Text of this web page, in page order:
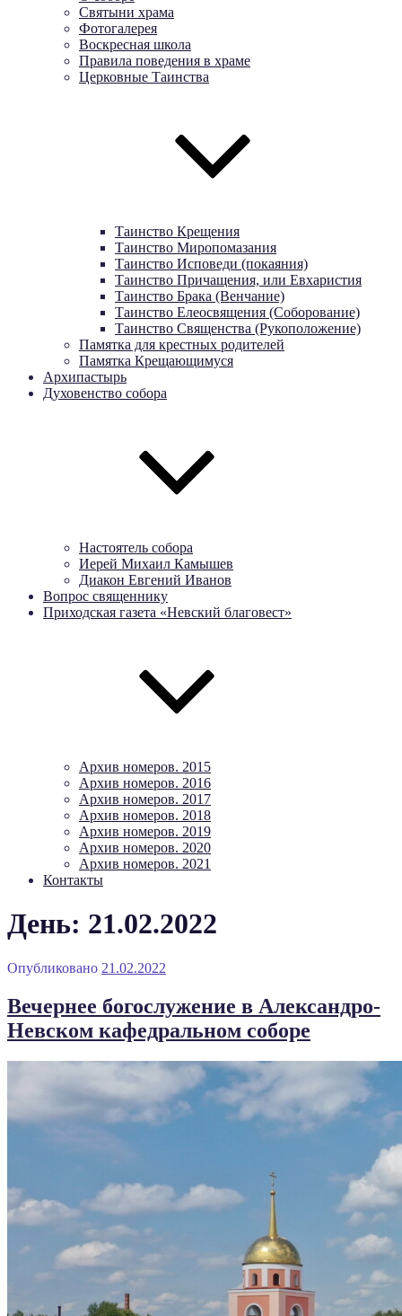
Святыни храма
Фотогалерея
Воскресная школа
Правила поведения в храме
Церковные Таинства
Таинство Крещения
Таинство Миропомазания
Таинство Исповеди (покаяния)
Таинство Причащения, или Евхаристия
Таинство Брака (Венчание)
Таинство Елеосвящения (Соборование)
Таинство Священства (Рукоположение)
Памятка для крестных родителей
Памятка Крещающимуся
Архипастырь
Духовенство собора
Настоятель собора
Иерей Михаил Камышев
Диакон Евгений Иванов
Вопрос священнику
Приходская газета «Невский благовест»
Архив номеров. 2015
Архив номеров. 2016
Архив номеров. 2017
Архив номеров. 2018
Архив номеров. 2019
Архив номеров. 2020
Архив номеров. 2021
Контакты
День: 21.02.2022
Опубликовано 21.02.2022
Вечернее богослужение в Александро-
Невском кафедральном соборе